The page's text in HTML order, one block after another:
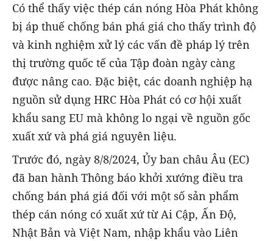
Có thể thấy việc thép cán nóng Hòa Phát không
bị áp thuế chống bán phá giá cho thấy trình độ
và kinh nghiệm xử lý các vấn đề pháp lý trên
thị trường quốc tế của Tập đoàn ngày càng
được nâng cao. Đặc biệt, các doanh nghiệp hạ
nguồn sử dụng HRC Hòa Phát có cơ hội xuất
khẩu sang EU mà không lo ngại về nguồn gốc
xuất xứ và phá giá nguyên liệu.
Trước đó, ngày 8/8/2024, Ủy ban châu Âu (EC)
đã ban hành Thông báo khởi xướng điều tra
chống bán phá giá đối với một số sản phẩm
thép cán nóng có xuất xứ từ Ai Cập, Ấn Độ,
Nhật Bản và Việt Nam, nhập khẩu vào Liên